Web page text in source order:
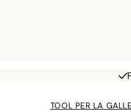
TOOL PER LA